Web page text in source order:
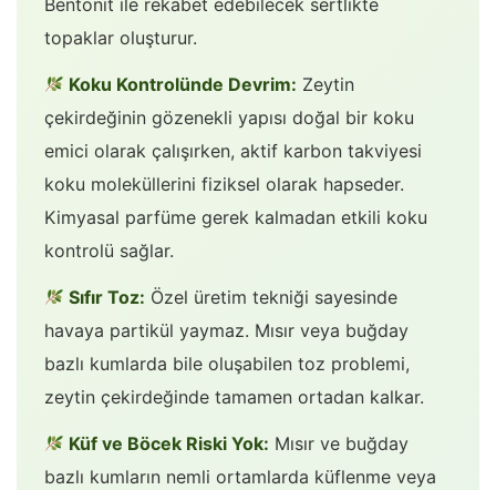
Bentonit ile rekabet edebilecek sertlikte
topaklar oluşturur.
Koku Kontrolünde Devrim: Zeytin
çekirdeğinin gözenekli yapısı doğal bir koku
emici olarak çalışırken, aktif karbon takviyesi
koku moleküllerini fiziksel olarak hapseder.
Kimyasal parfüme gerek kalmadan etkili koku
kontrolü sağlar.
Sıfır Toz: Özel üretim tekniği sayesinde
havaya partikül yaymaz. Mısır veya buğday
bazlı kumlarda bile oluşabilen toz problemi,
zeytin çekirdeğinde tamamen ortadan kalkar.
Küf ve Böcek Riski Yok: Mısır ve buğday
bazlı kumların nemli ortamlarda küflenme veya